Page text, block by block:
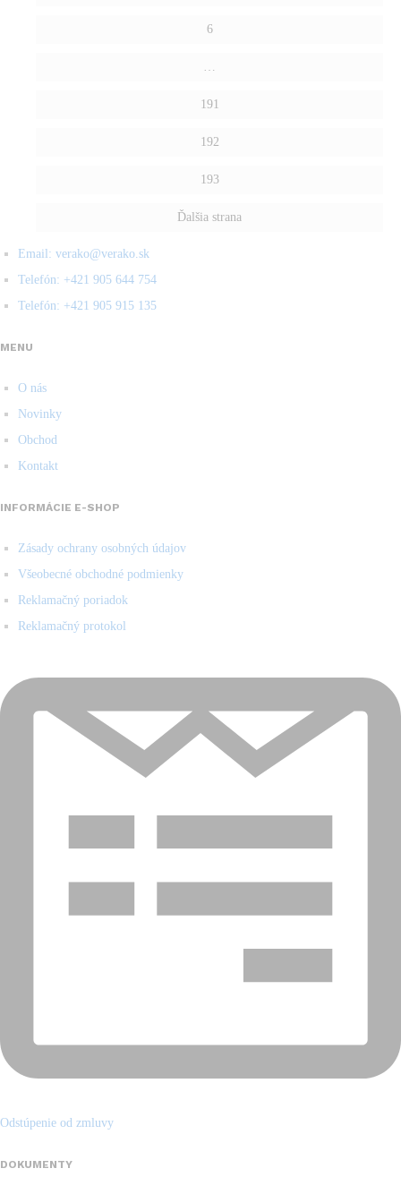
6
…
191
192
193
Ďalšia strana
Email: verako@verako.sk
Telefón: +421 905 644 754
Telefón: +421 905 915 135
MENU
O nás
Novinky
Obchod
Kontakt
INFORMÁCIE E-SHOP
Zásady ochrany osobných údajov
Všeobecné obchodné podmienky
Reklamačný poriadok
Reklamačný protokol
Odstúpenie od zmluvy
DOKUMENTY